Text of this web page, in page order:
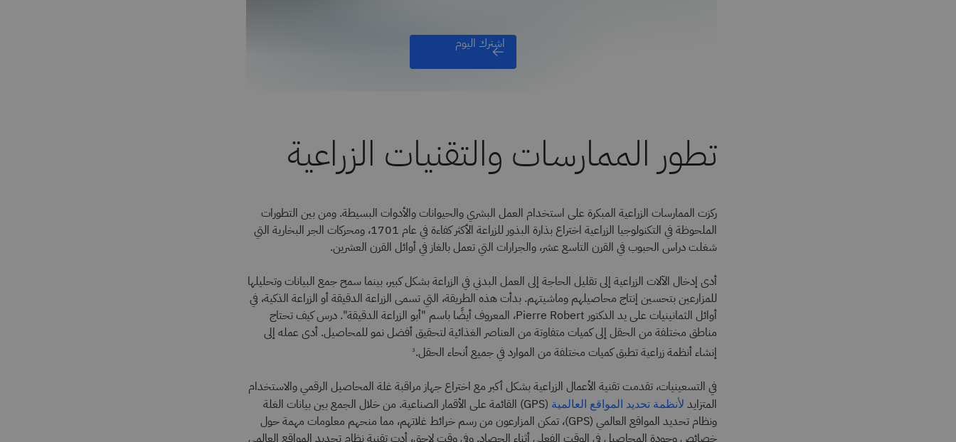
اشترك اليوم
تطور الممارسات والتقنيات الزراعية
ركزت الممارسات الزراعية المبكرة على استخدام العمل البشري والحيوانات والأدوات البسيطة. ومن بين التطورات
الملحوظة في التكنولوجيا الزراعية اختراع بذارة البذور للزراعة الأكثر كفاءة في عام 1701، ومحركات الجر البخارية التي
شغلت دراس الحبوب في القرن التاسع عشر، والجرارات التي تعمل بالغاز في أوائل القرن العشرين.
أدى إدخال الآلات الزراعية إلى تقليل الحاجة إلى العمل البدني في الزراعة بشكل كبير، بينما سمح جمع البيانات وتحليلها
للمزارعين بتحسين إنتاج محاصيلهم وماشيتهم. بدأت هذه الطريقة، التي تسمى الزراعة الدقيقة أو الزراعة الذكية، في
أوائل الثمانينيات على يد الدكتور Pierre Robert، المعروف أيضًا باسم "أبو الزراعة الدقيقة". درس كيف تحتاج
مناطق مختلفة من الحقل إلى كميات متفاوتة من العناصر الغذائية لتحقيق أفضل نمو للمحاصيل. أدى عمله إلى
إنشاء أنظمة زراعية تطبق كميات مختلفة من الموارد في جميع أنحاء الحقل.3
في التسعينيات، تقدمت تقنية الأعمال الزراعية بشكل أكبر مع اختراع جهاز مراقبة غلة المحاصيل الرقمي والاستخدام
المتزايد لأنظمة تحديد المواقع العالمية
(GPS) القائمة على الأقمار الصناعية. من خلال الجمع بين بيانات الغلة
ونظام تحديد المواقع العالمي (GPS)، تمكن المزارعون من رسم خرائط غلاتهم، مما منحهم معلومات مهمة حول
خصائص وجودة المحاصيل في الوقت الفعلي أثناء الحصاد. وفي وقت لاحق، أدت تقنية نظام تحديد المواقع العالمي